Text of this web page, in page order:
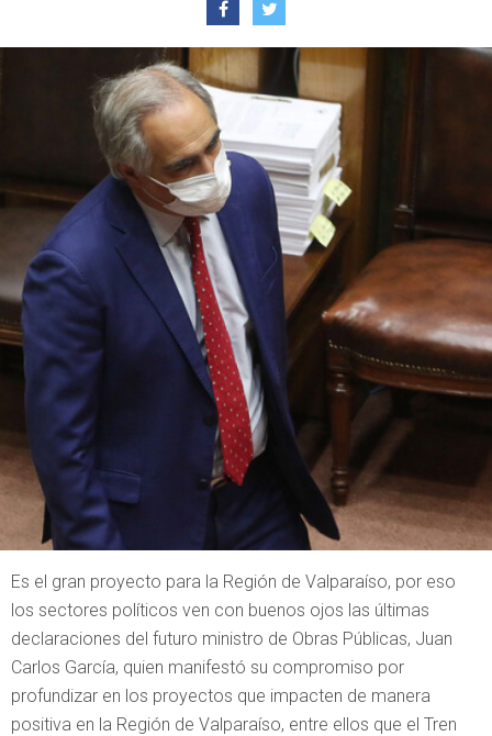
Es el gran proyecto para la Región de Valparaíso, por eso
los sectores políticos ven con buenos ojos las últimas
declaraciones del futuro ministro de Obras Públicas, Juan
Carlos García, quien manifestó su compromiso por
profundizar en los proyectos que impacten de manera
positiva en la Región de Valparaíso, entre ellos que el Tren